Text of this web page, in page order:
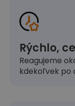
Rýchlo,
Reagujeme
kdekoľvek po